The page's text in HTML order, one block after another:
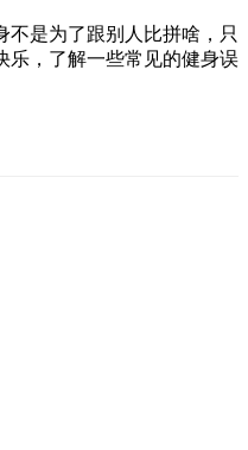
不是为了跟别人比拼啥，只
乐，了解一些常见的健身误